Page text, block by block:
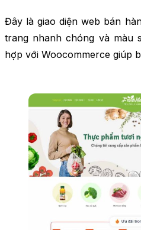
Đây là giao diện web bán
trang nhanh chóng và màu
hợp với Woocommerce giúp